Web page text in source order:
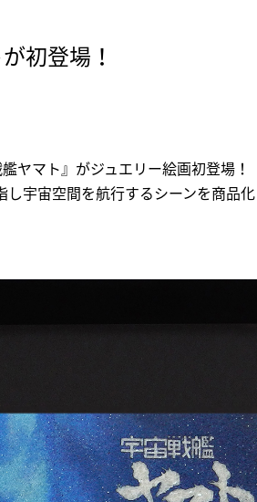
初登場！
ヤマト』がジュエリー絵画初登場！
宇宙空間を航行するシーンを商品